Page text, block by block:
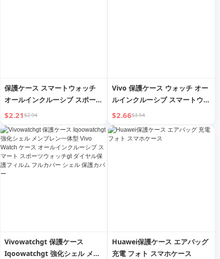
保護ケース スマートウォッチ
オールインクルーシブ スポーツ
ウォッチ
$2.21$2.94
Vivo 保護ケース ウォッチ オー
ルインクルーシブ スマートウォ
ッチ
$2.66$3.54
Vivowatchgt 保護ケース
Iqoowatchgt 強化シェル メン
Huawei保護ケース エアバッグ
充電 フォト スマホケース